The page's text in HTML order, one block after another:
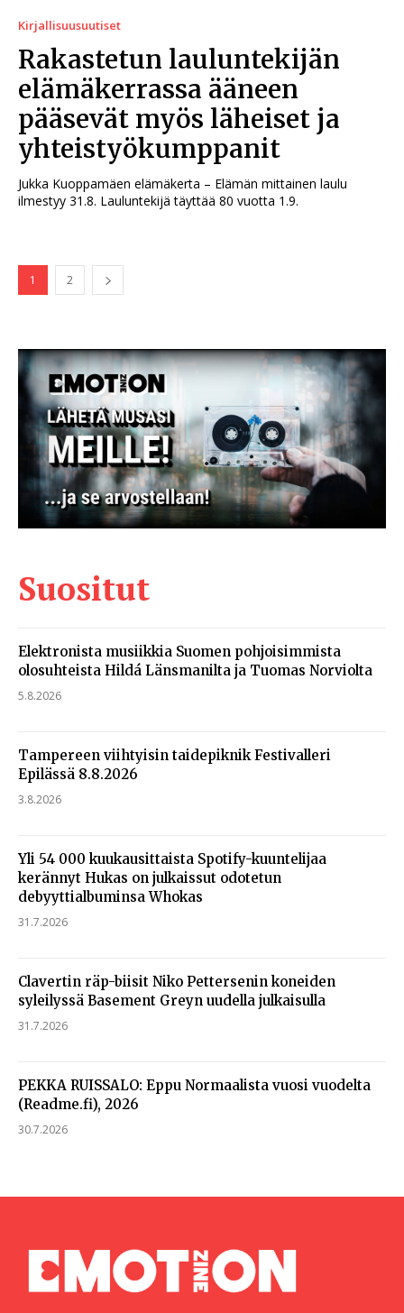
Kirjallisuusuutiset
Rakastetun lauluntekijän
elämäkerrassa ääneen
pääsevät myös läheiset ja
yhteistyökumppanit
Jukka Kuoppamäen elämäkerta – Elämän mittainen laulu
ilmestyy 31.8. Lauluntekijä täyttää 80 vuotta 1.9.
1 2
Suositut
Elektronista musiikkia Suomen pohjoisimmista
olosuhteista Hildá Länsmanilta ja Tuomas Norviolta
5.8.2026
Tampereen viihtyisin taidepiknik Festivalleri
Epilässä 8.8.2026
3.8.2026
Yli 54 000 kuukausittaista Spotify-kuuntelijaa
kerännyt Hukas on julkaissut odotetun
debyyttialbuminsa Whokas
31.7.2026
Clavertin räp-biisit Niko Pettersenin koneiden
syleilyssä Basement Greyn uudella julkaisulla
31.7.2026
PEKKA RUISSALO: Eppu Normaalista vuosi vuodelta
(Readme.fi), 2026
30.7.2026